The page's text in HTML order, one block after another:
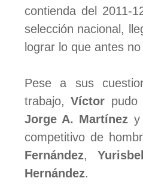
contienda del 2011-
selección nacional,
lograr lo que antes
Pese a sus
trabajo,Víctor pudo
Jorge A. Martínez
competitivo de
Fernández,
Hernández.